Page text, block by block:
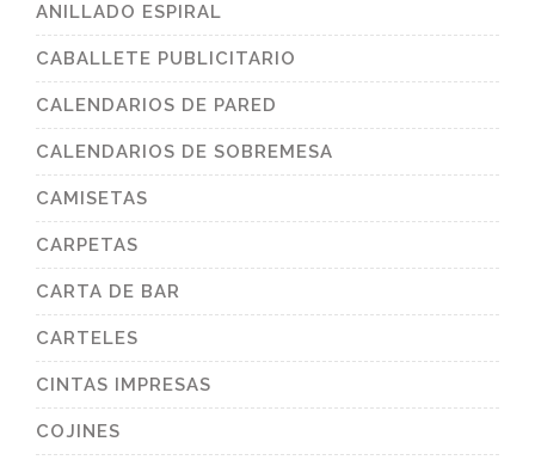
ANILLADO ESPIRAL
CABALLETE PUBLICITARIO
CALENDARIOS DE PARED
CALENDARIOS DE SOBREMESA
CAMISETAS
CARPETAS
CARTA DE BAR
CARTELES
CINTAS IMPRESAS
COJINES